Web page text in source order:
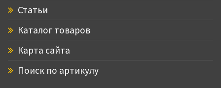
Статьи
Каталог товаров
Карта сайта
Поиск по артикулу